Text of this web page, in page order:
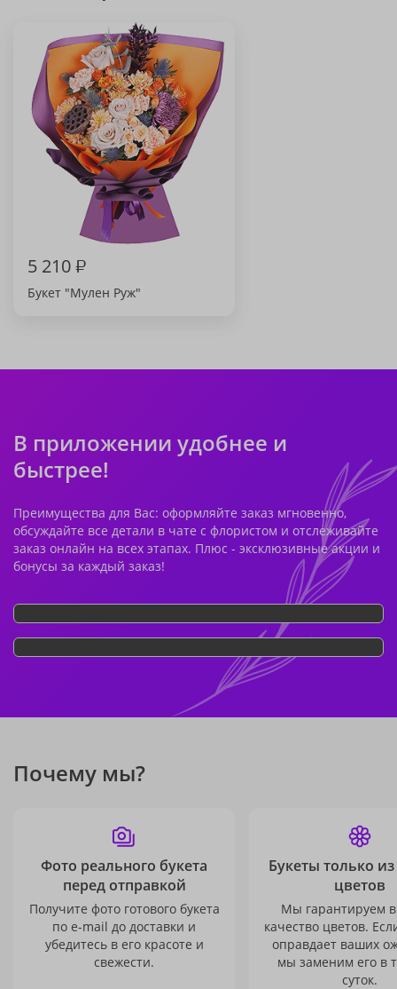
5 210₽
Букет "Мулен Руж"
В приложении удобнее и
быстрее!
Преимущества для Вас: оформляйте заказ мгновенно,
обсуждайте все детали в чате с флористом и отслеживайте
заказ онлайн на всех этапах. Плюс - эксклюзивные акции и
бонусы за каждый заказ!
Почему мы?
Фото реального букета
перед отправкой
Получите фото готового букета
по e-mail до доставки и
убедитесь в его красоте и
свежести.
Букеты только
цветов
Мы гарантируем
качество цветов.
оправдает ваших
мы заменим его в
суток.